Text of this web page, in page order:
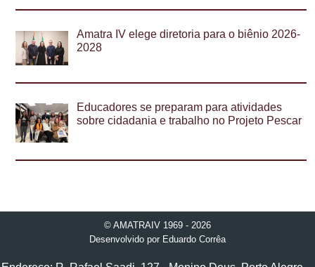
Amatra IV elege diretoria para o biênio 2026-
2028
Educadores se preparam para atividades
sobre cidadania e trabalho no Projeto Pescar
© AMATRAIV 1969 - 2026
Desenvolvido por Eduardo Corrêa